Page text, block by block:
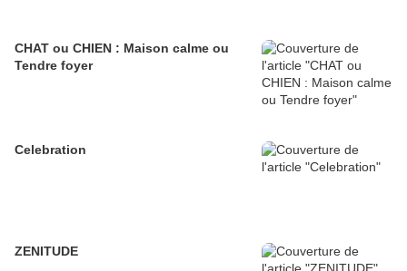
CHAT ou CHIEN : Maison calme ou
Tendre foyer
Celebration
ZENITUDE